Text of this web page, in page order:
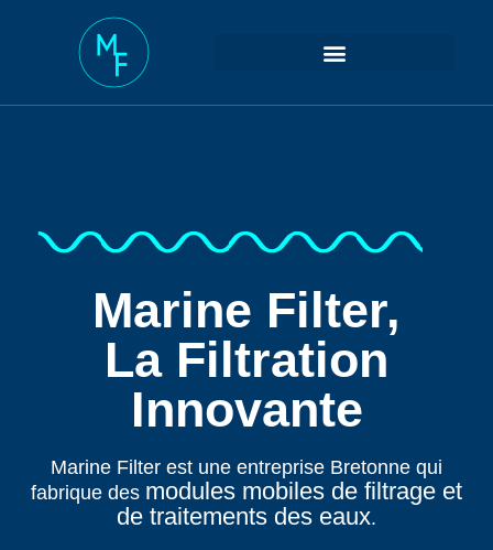
Marine Filter,
La Filtration
Innovante
Marine Filter est une entreprise Bretonne qui
fabrique des modules mobiles de filtrage et
de traitements des eaux.